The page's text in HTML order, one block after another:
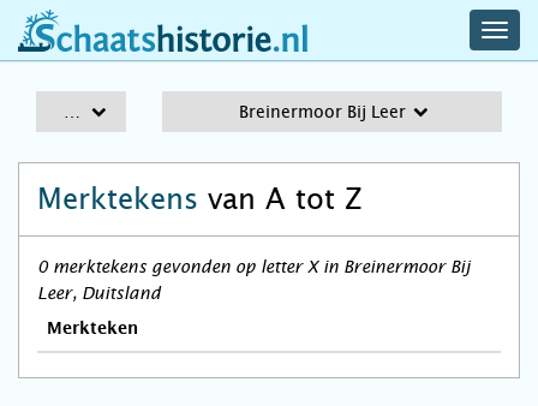
schaatshistorie.nl
Breinermoor Bij Leer
Merktekens van A tot Z
0 merktekens gevonden op letter X in Breinermoor Bij
Leer, Duitsland
Merkteken